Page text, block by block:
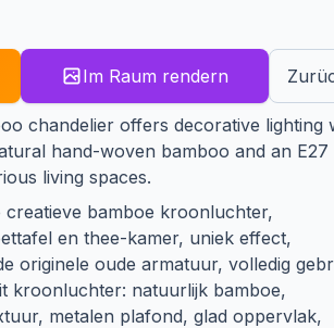
Im Raum rendern
chandelier offers decorative lighting
hand-woven bamboo and an E27
living spaces.
bamboe kroonluchter,
en thee-kamer, uniek effect,
originele oude armatuur, volledig
kroonluchter: natuurlijk bamboe,
metalen plafond, glad oppervlak,